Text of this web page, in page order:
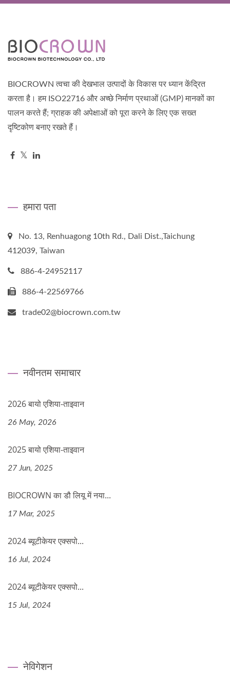
BIOCROWN त्वचा की देखभाल उत्पादों के विकास पर ध्यान केंद्रित
करता है। हम ISO22716 और अच्छे निर्माण प्रथाओं (GMP) मानकों का
पालन करते हैं; ग्राहक की अपेक्षाओं को पूरा करने के लिए एक सख्त
दृष्टिकोण बनाए रखते हैं।
हमारा पता
No. 13, Renhuagong 10th Rd., Dali Dist.,Taichung
412039, Taiwan
886-4-24952117
886-4-22569766
trade02@biocrown.com.tw
नवीनतम समाचार
2026 बायो एशिया-ताइवान
26 May, 2026
2025 बायो एशिया-ताइवान
27 Jun, 2025
BIOCROWN का डौ लियू में नया...
17 Mar, 2025
2024 ब्यूटीकेयर एक्सपो...
16 Jul, 2024
2024 ब्यूटीकेयर एक्सपो...
15 Jul, 2024
नेविगेशन